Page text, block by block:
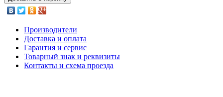
Производители
Доставка и оплата
Гарантия и сервис
Товарный знак и реквизиты
Контакты и схема проезда